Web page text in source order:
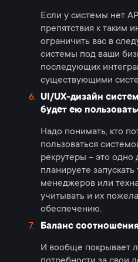
Если у системы нет
препятствия к таким
ограничить вас в
системы под ваши
последующих
существующими
UI/UX-дизайн
будет ею
Надо понимать, кто
пользоваться
рекрутеры – это
планируете запускать
менеджеров или
учитывать и их
обеспечению.
Баланс
И вообще покрывает